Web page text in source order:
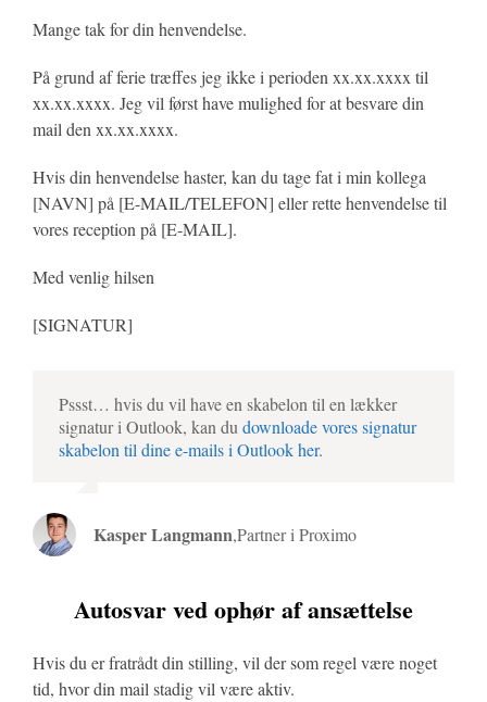
Mange tak for din henvendelse.
På grund af ferie træffes jeg ikke i perioden xx.xx.xxxx til
xx.xx.xxxx. Jeg vil først have mulighed for at besvare din
mail den xx.xx.xxxx.
Hvis din henvendelse haster, kan du tage fat i min kollega
[NAVN] på [E-MAIL/TELEFON] eller rette henvendelse til
vores reception på [E-MAIL].
Med venlig hilsen
[SIGNATUR]
Pssst… hvis du vil have en skabelon til en lækker
signatur i Outlook, kan du downloade vores signatur
skabelon til dine e-mails i Outlook her.
Kasper Langmann,Partner i Proximo
Autosvar ved ophør af ansættelse
Hvis du er fratrådt din stilling, vil der som regel være noget
tid, hvor din mail stadig vil være aktiv.